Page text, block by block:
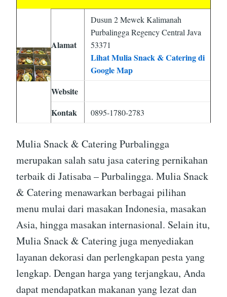
Alamat
Dusun 2 Mewek Kalimanah
Purbalingga Regency Central Java
53371
Lihat Mulia Snack & Catering di
Google Map
Website
Kontak
0895-1780-2783
Mulia Snack & Catering Purbalingga
merupakan salah satu jasa catering pernikahan
terbaik di Jatisaba – Purbalingga. Mulia Snack
& Catering menawarkan berbagai pilihan
menu mulai dari masakan Indonesia, masakan
Asia, hingga masakan internasional. Selain itu,
Mulia Snack & Catering juga menyediakan
layanan dekorasi dan perlengkapan pesta yang
lengkap. Dengan harga yang terjangkau, Anda
dapat mendapatkan makanan yang lezat dan